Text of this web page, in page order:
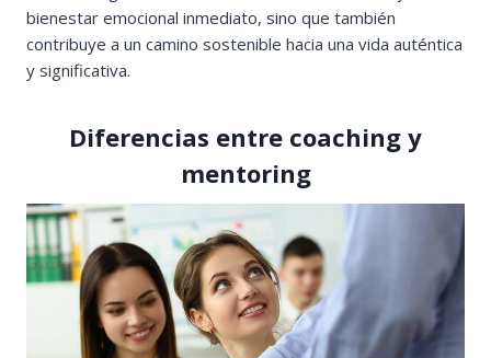
bienestar emocional inmediato, sino que también
contribuye a un camino sostenible hacia una vida auténtica
y significativa.
Diferencias entre coaching y
mentoring